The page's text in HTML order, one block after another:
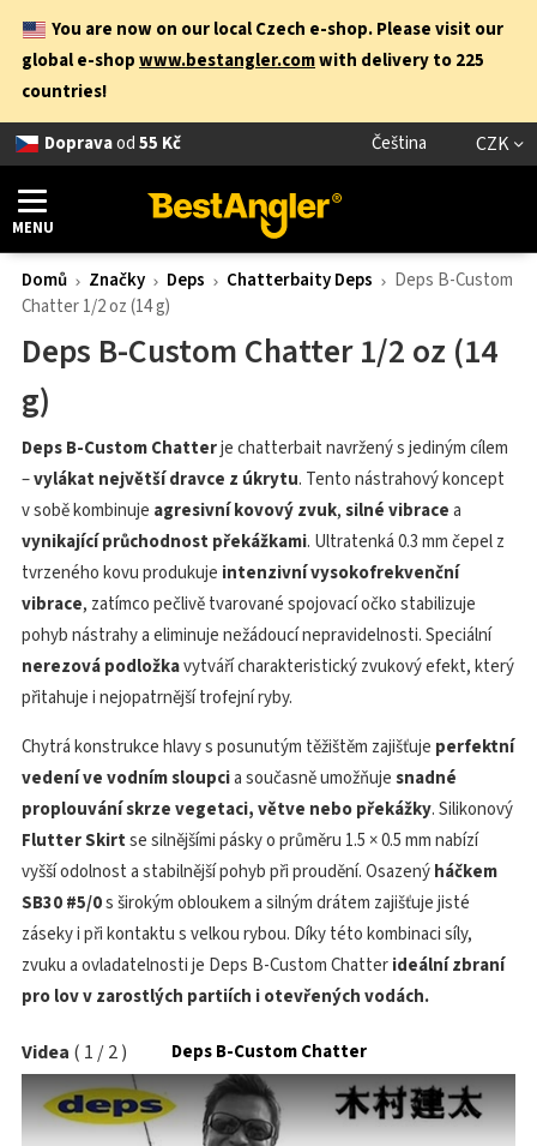
You are now on our local Czech e-shop. Please visit our
global e-shopwww.bestangler.comwith delivery to 225
countries!
Dopravaod55 Kč Čeština CZK
MENU
Domů Značky Deps Chatterbaity Deps
Deps B-Custom
Chatter 1/2 oz (14 g)
Videa ( 1 /2) Deps B-Custom Chatter
Deps B-Custom Chatter 1/2 oz (14
g)
Deps B-Custom Chatterje chatterbait navržený s jediným cílem
–vylákat největší dravce z úkrytu. Tento nástrahový koncept
v sobě kombinuje agresivní kovový zvuk,silné vibracea
vynikající průchodnost překážkami. Ultratenká 0.3 mm čepel z
tvrzeného kovu produkuje intenzivní vysokofrekvenční
vibrace, zatímco pečlivě tvarované spojovací očko stabilizuje
pohyb nástrahy a eliminuje nežádoucí nepravidelnosti. Speciální
nerezová podložkavytváří charakteristický zvukový efekt, který
přitahuje i nejopatrnější trofejní ryby.
Chytrá konstrukce hlavy s posunutým těžištěm zajišťuje perfektní
vedení ve vodním sloupcia současně umožňujesnadné
proplouvání skrze vegetaci, větve nebo překážky. Silikonový
Flutter Skirtse silnějšími pásky o průměru 1.5 × 0.5 mm nabízí
vyšší odolnost a stabilnější pohyb při proudění. Osazenýháčkem
SB30 #5/0s širokým obloukem a silným drátem zajišťuje jisté
záseky i při kontaktu s velkou rybou. Díky této kombinaci síly,
zvuku a ovladatelnosti je Deps B-Custom Chatterideální zbraní
pro lov v zarostlých partiích i otevřených vodách.